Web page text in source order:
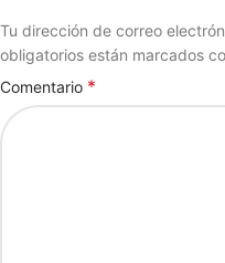
Tu dirección de correo
obligatorios están marcados
Comentario *